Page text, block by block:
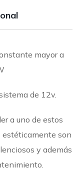
mayor a
de 12v.
a uno de estos
estéticamente son
y además